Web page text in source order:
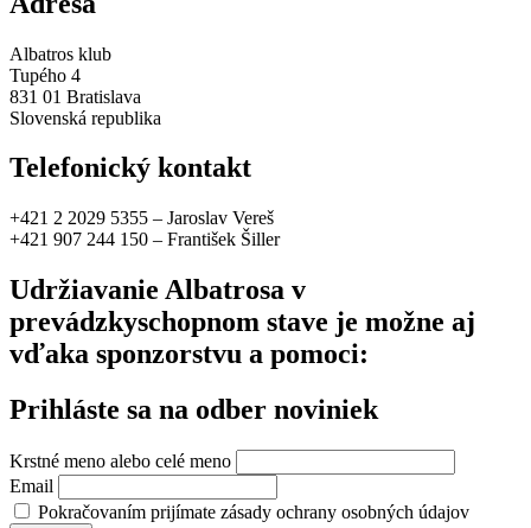
Albatros klub
Tupého 4
831 01 Bratislava
Slovenská republika
Telefonický kontakt
+421 2 2029 5355 – Jaroslav Vereš
+421 907 244 150 – František Šiller
Udržiavanie Albatrosa v
prevádzkyschopnom stave je možne aj
vďaka sponzorstvu a pomoci:
Prihláste sa na odber noviniek
Krstné meno alebo celé meno
Email
Pokračovaním prijímate zásady ochrany osobných údajov